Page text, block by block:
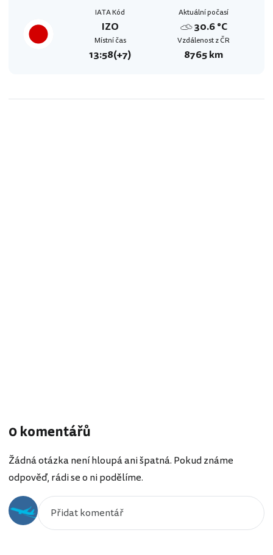
IATA Kód
IZO
Aktuální počasí
30.6 °C
Místní čas
13:58(+7)
Vzdálenost z ČR
8765 km
0 komentářů
Žádná otázka není hloupá ani špatná. Pokud známe
odpověď, rádi se o ni podělíme.